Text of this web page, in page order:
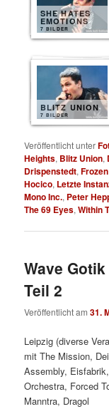
SHE HATES
EMOTIONS
7 BILDER
BLITZ UNION
7 BILDER
Veröffentlicht unter
Heights, Blitz Union,
Drispenstedt,
Hocico, Letzte
Mono Inc., Peter
The 69 Eyes,Within
Wave
Teil 2
Veröffentlicht am31.
Leipzig (diverse
mit The Mission,
Assembly,
Orchestra, Forced
Manntra, Dragol